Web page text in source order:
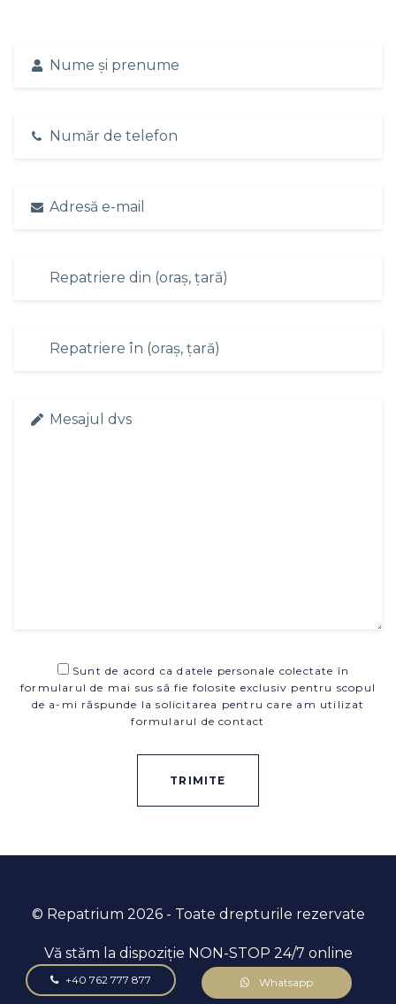
Sunt de acord ca datele personale colectate în
formularul de mai sus să fie folosite exclusiv pentru scopul
de a-mi răspunde la solicitarea pentru care am utilizat
formularul de contact
© Repatrium 2026- Toate drepturile rezervate
Vă stăm la dispoziție NON-STOP 24/7 online
+40 762 777 877 Whatsapp